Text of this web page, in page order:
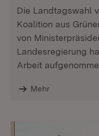
Die Landtagswahl
Koalition aus
von
Landesregierung
Arbeit
Mehr